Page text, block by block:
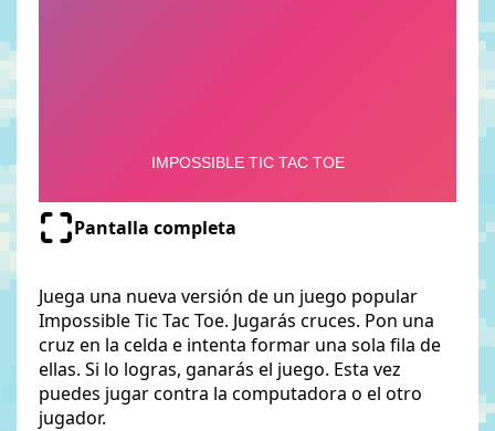
Pantalla completa
Juega una nueva versión de un juego popular
Impossible Tic Tac Toe. Jugarás cruces. Pon una
cruz en la celda e intenta formar una sola fila de
ellas. Si lo logras, ganarás el juego. Esta vez
puedes jugar contra la computadora o el otro
jugador.